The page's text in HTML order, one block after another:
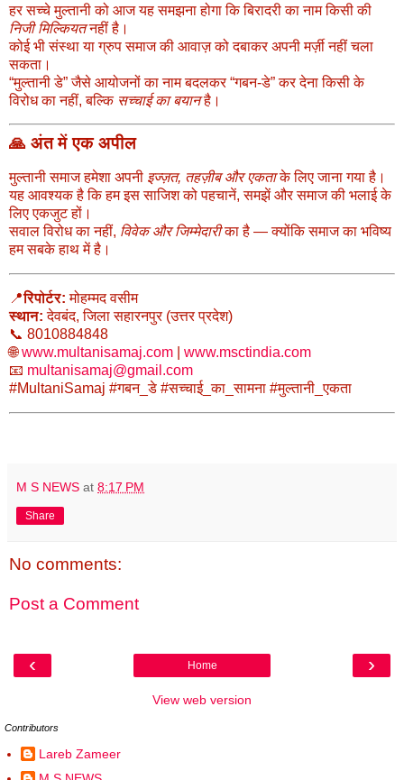
हर सच्चे मुल्तानी को आज यह समझना होगा कि बिरादरी का नाम किसी की
निजी मिल्कियतनहीं है।
कोई भी संस्था या ग्रुप समाज की आवाज़ को दबाकर अपनी मर्ज़ी नहीं चला
सकता।
“मुल्तानी डे” जैसे आयोजनों का नाम बदलकर “गबन-डे” कर देना किसी के
विरोध का नहीं, बल्कि सच्चाई का बयानहै।
🙏 अंत में एक अपील
मुल्तानी समाज हमेशा अपनी इज्ज़त, तहज़ीब और एकताके लिए जाना गया है।
यह आवश्यक है कि हम इस साजिश को पहचानें, समझें और समाज की भलाई के
लिए एकजुट हों।
सवाल विरोध का नहीं, विवेक और जिम्मेदारीका है — क्योंकि समाज का भविष्य
हम सबके हाथ में है।
📍रिपोर्टर: मोहम्मद वसीम
स्थान: देवबंद, जिला सहारनपुर (उत्तर प्रदेश)
📞 8010884848
🌐www.multanisamaj.com
www.msctindia.com
📧 multanisamaj@gmail.com
#MultaniSamaj #गबन_डे #सच्चाई_का_सामना #मुल्तानी_एकता
M S NEWS at 8:17 PM
Share
No comments:
Post a Comment
‹ ›
Home
View web version
Contributors
Lareb Zameer